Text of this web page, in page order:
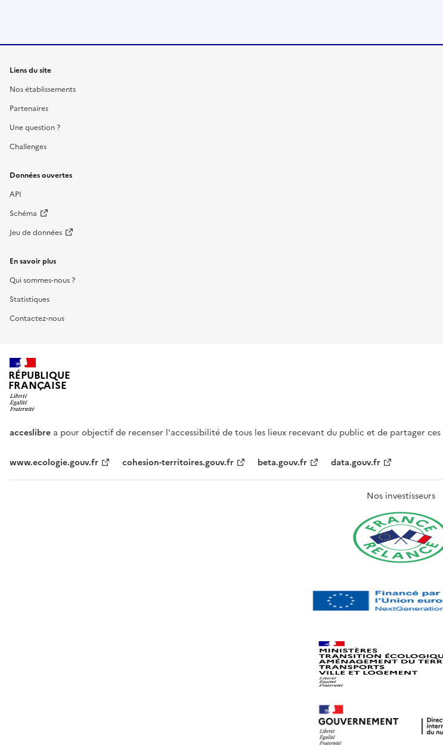
Liens du site
Nos établissements
Partenaires
Une question ?
Challenges
Données ouvertes
API
Schéma
Jeu de données
En savoir plus
Qui sommes-nous ?
Statistiques
Contactez-nous
RÉPUBLIQUE
FRANÇAISE
acceslibre a pour objectif de recenser l'accessibilité de tous les lieux recevant du public et de partager
www.ecologie.gouv.fr cohesion-territoires.gouv.fr beta.gouv.fr data.gouv.fr
Nos investisseurs